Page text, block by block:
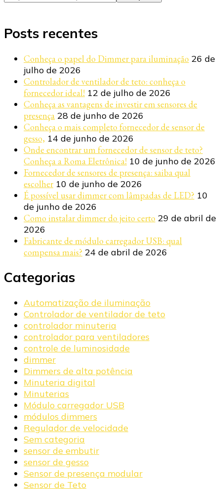
Posts recentes
Conheça o papel do Dimmer para iluminação 26 de
julho de 2026
Controlador de ventilador de teto: conheça o
fornecedor ideal! 12 de julho de 2026
Conheça as vantagens de investir em sensores de
presença 28 de junho de 2026
Conheça o mais completo fornecedor de sensor de
gesso, 14 de junho de 2026
Onde encontrar um fornecedor de sensor de teto?
Conheça a Roma Eletrônica! 10 de junho de 2026
Fornecedor de sensores de presença: saiba qual
escolher 10 de junho de 2026
É possível usar dimmer com lâmpadas de LED? 10
de junho de 2026
Como instalar dimmer do jeito certo 29 de abril de
2026
Fabricante de módulo carregador USB: qual
compensa mais? 24 de abril de 2026
Categorias
Automatização de iluminação
Controlador de ventilador de teto
controlador minuteria
controlador para ventiladores
controle de luminosidade
dimmer
Dimmers de alta potência
Minuteria digital
Minuterias
Módulo carregador USB
módulos dimmers
Regulador de velocidade
Sem categoria
sensor de embutir
sensor de gesso
Sensor de presença modular
Sensor de Teto